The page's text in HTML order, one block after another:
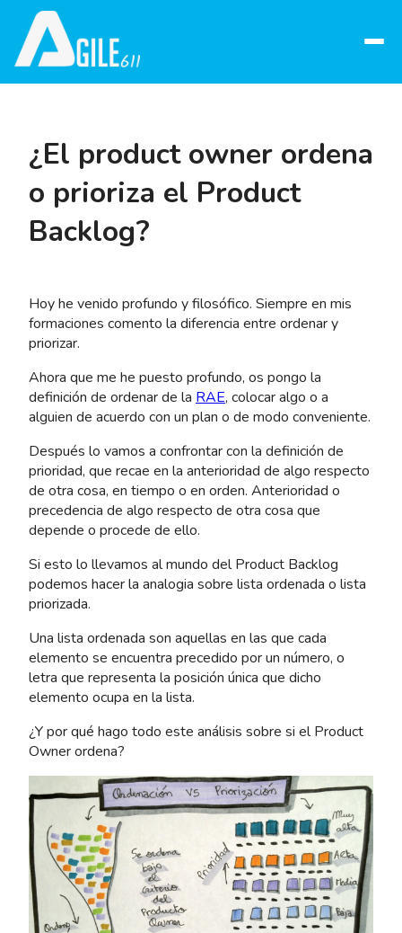
Abrir
¿El product owner ordena
o prioriza el Product
Backlog?
Hoy he venido profundo y filosófico. Siempre en mis
formaciones comento la diferencia entre ordenar y
priorizar.
Ahora que me he puesto profundo, os pongo la
definición de ordenar de la RAE, colocar algo o a
alguien de acuerdo con un plan o de modo conveniente.
Después lo vamos a confrontar con la definición de
prioridad, que recae en la anterioridad de algo respecto
de otra cosa, en tiempo o en orden. Anterioridad o
precedencia de algo respecto de otra cosa que
depende o procede de ello.
Si esto lo llevamos al mundo del Product Backlog
podemos hacer la analogia sobre lista ordenada o lista
priorizada.
Una lista ordenada son aquellas en las que cada
elemento se encuentra precedido por un número, o
letra que representa la posición única que dicho
elemento ocupa en la lista.
¿Y por qué hago todo este análisis sobre si el Product
Owner ordena?